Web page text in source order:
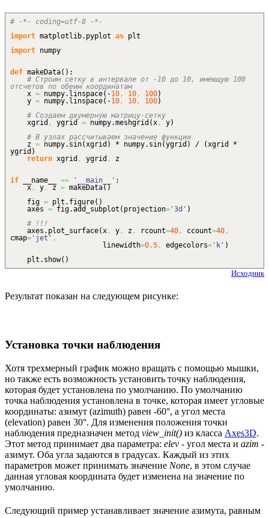
# -*- coding=utf-8 -*-
import matplotlib. pyplot as plt
import numpy
def makeData( ) :
# Строим сетку в интервале от -10 до 10, имеющую 100
отсчетов по обеим координатам
x = numpy. linspace( -10, 10, 100)
y = numpy. linspace( -10, 10, 100)
# Создаем двумерную матрицу-сетку
xgrid , ygrid = numpy.meshgrid (x, y)
# В узлах рассчитываем значение функции
z = numpy. sin(xgrid ) * numpy. sin(ygrid ) / (xgrid *
ygrid )
return xgrid , ygrid , z
if __name__ == '__main__' :
x, y, z = makeData( )
fig = plt. figure( )
axes = fig.add_subplot ( projection= '3d' )
# !!!
axes. plot_surface(x, y, z , rcount=40, ccount=40,
cmap= 'jet' ,
linewidth=0.5, edgecolors= 'k' )
plt. show( )
Исходник
Результат показан на следующем рисунке:
Установка точки наблюдения
Хотя трехмерный график можно вращать с помощью мышки,
но также есть возможность установить точку наблюдения,
которая будет установлена по умолчанию. По умолчанию
точка наблюдения установлена в точке, которая имеет угловые
координаты: азимут (azimuth) равен -60°, а угол места
(elevation) равен 30°. Для изменения положения точки
наблюдения предназначен метод view_init() из класса Axes3D.
Этот метод принимает два параметра: elev - угол места и azim -
азимут. Оба угла задаются в градусах. Каждый из этих
параметров может принимать значение None, в этом случае
данная угловая координата будет изменена на значение по
умолчанию.
Следующий пример устанавливает значение азимута, равным